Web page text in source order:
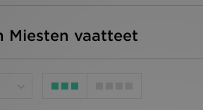
Miesten vaatteet